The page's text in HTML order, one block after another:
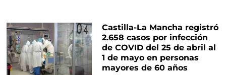
Castilla-La Mancha registró
2.658 casos por infección
de COVID del 25 de abril al
1 de mayo en personas
mayores de 60 años